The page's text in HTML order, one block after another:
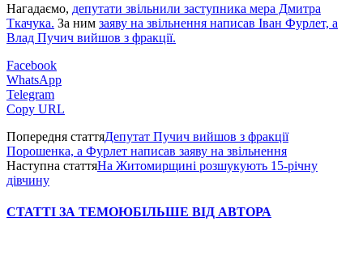
Нагадаємо, депутати звільнили заступника мера Дмитра
Ткачука. За ним заяву на звільнення написав Іван Фурлет, а
Влад Пучич вийшов з фракції.
Facebook
WhatsApp
Telegram
Copy URL
Попередня статтяДепутат Пучич вийшов з фракції
Порошенка, а Фурлет написав заяву на звільнення
Наступна статтяНа Житомирщині розшукують 15-річну
дівчину
СТАТТІ ЗА ТЕМОЮБІЛЬШЕ ВІД АВТОРА